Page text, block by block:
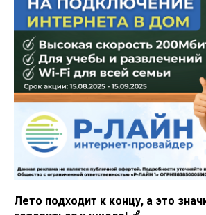
Лето подходит к концу, а это